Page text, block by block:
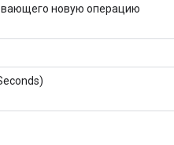
новую операцию